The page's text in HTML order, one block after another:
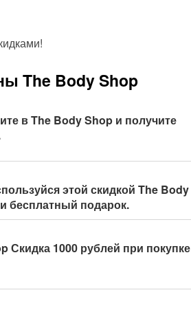
The Body Shop
в The Body Shop и получите
этой скидкой The Body
бесплатный подарок.
Скидка 1000 рублей при покупке